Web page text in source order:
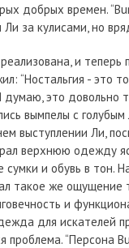
добрых времен.
за кулисами, но
и
“Ностальгия - это
это довольно
вымпелы с
выступлении Ли,
верхнюю одежду
сумки и обувь в
такое же ощущение
и
для искателей
проблема. “Персона